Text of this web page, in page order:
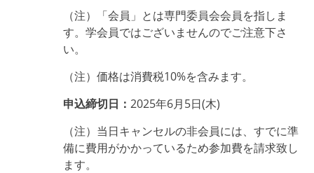
（注）
「会員」とは専門委員会会員を指しま
す。学会員ではございませんのでご注意下さ
い。
（注） 価格は消費税10%を含みます。
申込締切日： 2025年6月5日(木)
（注） 当日キャンセルの非会員には、すでに準
備に費用がかかっているため参加費を請求致し
ます。